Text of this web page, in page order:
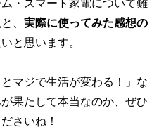
・スマート家電について難
、 実際に使ってみた感想の
と思います。
マジで生活が変わる！」な
果たして本当なのか、ぜひ
さいね！